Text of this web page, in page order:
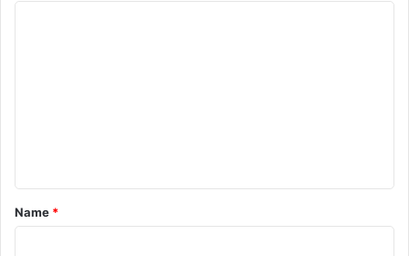
*
Name *